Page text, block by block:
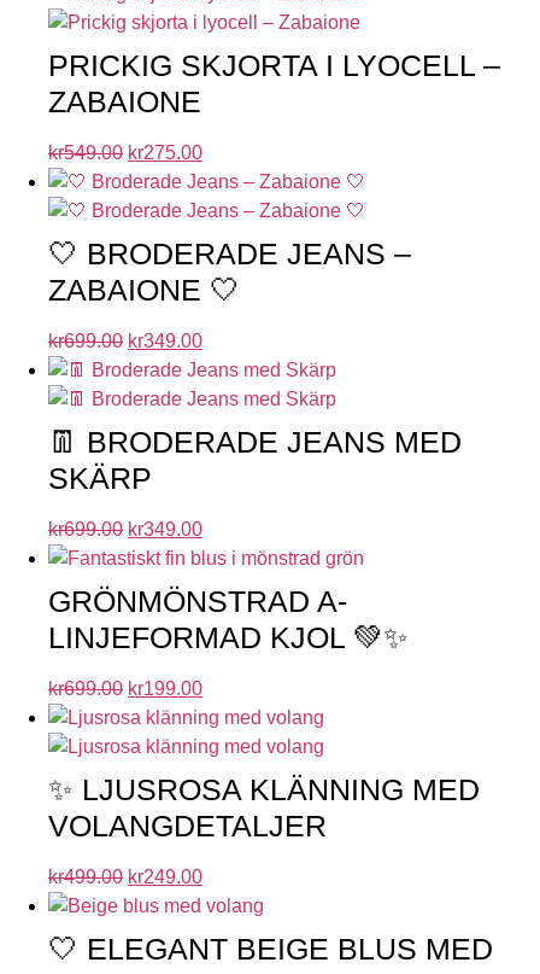
PRICKIG SKJORTA I LYOCELL –
ZABAIONE
kr549.00 kr275.00
🤍 BRODERADE JEANS –
ZABAIONE 🤍
kr699.00 kr349.00
👖 BRODERADE JEANS MED
SKÄRP
kr699.00 kr349.00
GRÖNMÖNSTRAD A-
LINJEFORMAD KJOL 💚✨
kr699.00 kr199.00
✨ LJUSROSA KLÄNNING MED
VOLANGDETALJER
kr499.00 kr249.00
🤍 ELEGANT BEIGE BLUS MED